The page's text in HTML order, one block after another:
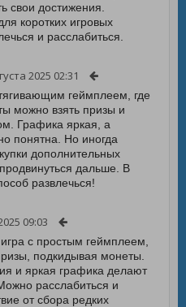
свои достижения.
коротких игровых
и расслабиться.
2025 02:31
геймплеем, где
можно взять призы и
Графика яркая, а
понятна. Но иногда
дополнительных
дальше. В
развлечься!
09:03
с простым геймплеем,
подкидывая монеты.
и яркая графика делают
расслабиться и
от сбора редких